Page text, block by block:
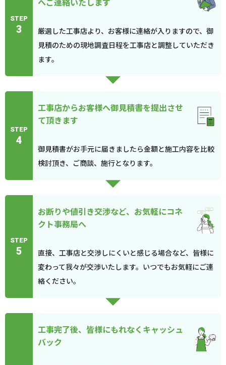
STEP
3
厳選した工事店より、お客様に連絡が入りますので、御
見積のための現地調査日程を工事店と調整していただき
ます。
STEP
4
工事店からお客様へ御見積書を提出させ
て頂きます
御見積書がお手元に届きましたら金額と施工内容を比較
検討頂き、ご商談、施行となります。
STEP
5
お断りや値引き交渉など、お気軽にコネ
クト事務局へ
直接、工事店と交渉しにくいと感じる場合など、皆様に
変わって我々が交渉いたします。いつでもお気軽にご連
絡ください。
工事完了後、皆様にもれなくキャッシュ
バック